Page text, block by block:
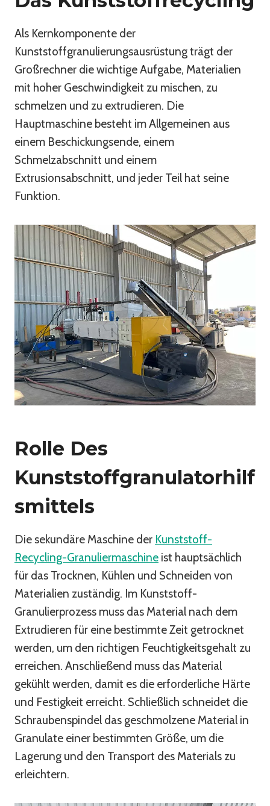
Als Kernkomponente der
Kunststoffgranulierungsausrüstung trägt der
Großrechner die wichtige Aufgabe, Materialien
mit hoher Geschwindigkeit zu mischen, zu
schmelzen und zu extrudieren. Die
Hauptmaschine besteht im Allgemeinen aus
einem Beschickungsende, einem
Schmelzabschnitt und einem
Extrusionsabschnitt, und jeder Teil hat seine
Funktion.
Rolle Des
Kunststoffgranulatorhilf
Smittels
Die sekundäre Maschine der Kunststoff-
Recycling-Granuliermaschine ist hauptsächlich
für das Trocknen, Kühlen und Schneiden von
Materialien zuständig. Im Kunststoff-
Granulierprozess muss das Material nach dem
Extrudieren für eine bestimmte Zeit getrocknet
werden, um den richtigen Feuchtigkeitsgehalt zu
erreichen. Anschließend muss das Material
gekühlt werden, damit es die erforderliche Härte
und Festigkeit erreicht. Schließlich schneidet die
Schraubenspindel das geschmolzene Material in
Granulate einer bestimmten Größe, um die
Lagerung und den Transport des Materials zu
erleichtern.